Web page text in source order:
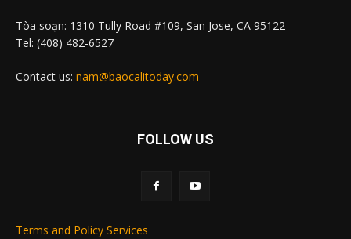
Tòa soạn: 1310 Tully Road #109, San Jose, CA 95122
Tel: (408) 482-6527
Contact us: nam@baocalitoday.com
FOLLOW US
Terms and Policy Services